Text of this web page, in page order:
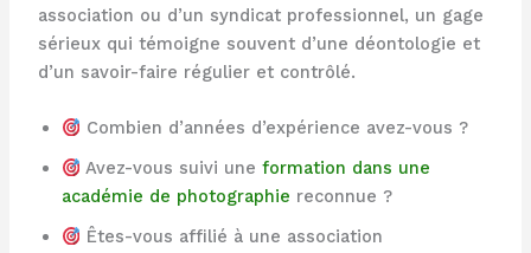
association ou d’un syndicat professionnel, un gage
sérieux qui témoigne souvent d’une déontologie et
d’un savoir-faire régulier et contrôlé.
Combien d’années d’expérience avez-vous ?
Avez-vous suivi uneformation dans une
académie de photographie reconnue ?
Êtes-vous affilié à une association